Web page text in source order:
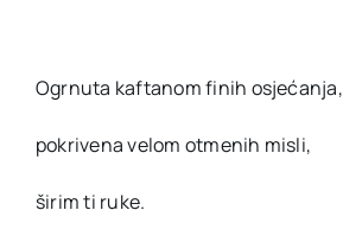
Ogrnuta kaftanom finih osjećanja,
pokrivena velom otmenih misli,
širim ti ruke.